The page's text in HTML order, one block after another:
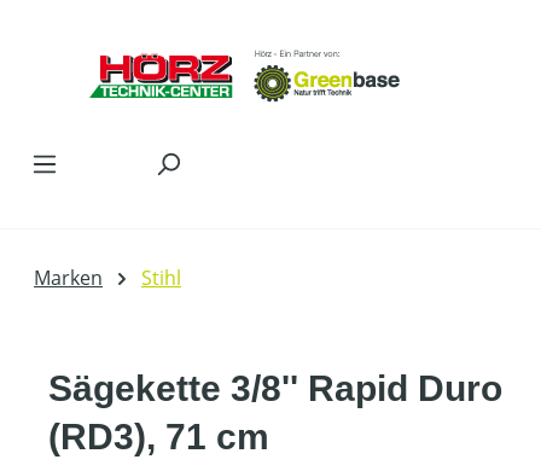
Marken Stihl
Sägekette 3/8'' Rapid Duro
(RD3), 71 cm